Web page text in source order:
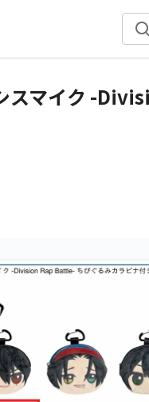
スマイク -